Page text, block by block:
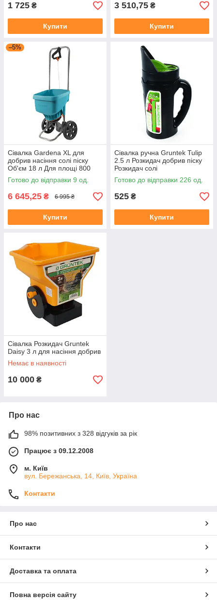
1 725 ₴
Купити
3 510,75 ₴
Купити
–5%
Сівалка Gardena XL для
добрив насіння солі піску
Об'єм 18 л Для площі 800
кв.м (436)
Готово до відправки 9 од.
6 645,25 ₴ 6 995 ₴
Купити
Сівалка ручна Gruntek Tulip
2.5 л Розкидач добрив піску
Розкидач солі
Готово до відправки 226 од.
525 ₴
Купити
Сівалка Розкидач Gruntek
Daisy 3 л для насіння добрив
Немає в наявності
10 000 ₴
Про нас
98% позитивних з 328 відгуків за рік
Працює з 09.12.2008
м. Київ
вул. Бережанська, 14, Київ, Україна
Контакти
Про нас
Контакти
Доставка та оплата
Повна версія сайту